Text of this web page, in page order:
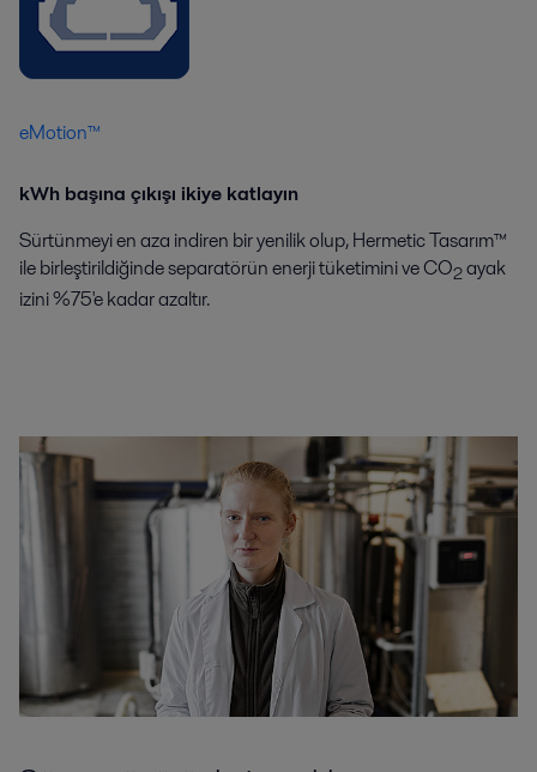
eMotion™
kWh başına çıkışı ikiye katlayın
Sürtünmeyi en aza indiren bir yenilik olup, Hermetic Tasarım™
ile birleştirildiğinde separatörün enerji tüketimini ve CO2ayak
izini %75'e kadar azaltır.